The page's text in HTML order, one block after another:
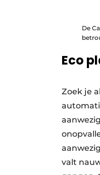
De
Eco
Zoek je
valt